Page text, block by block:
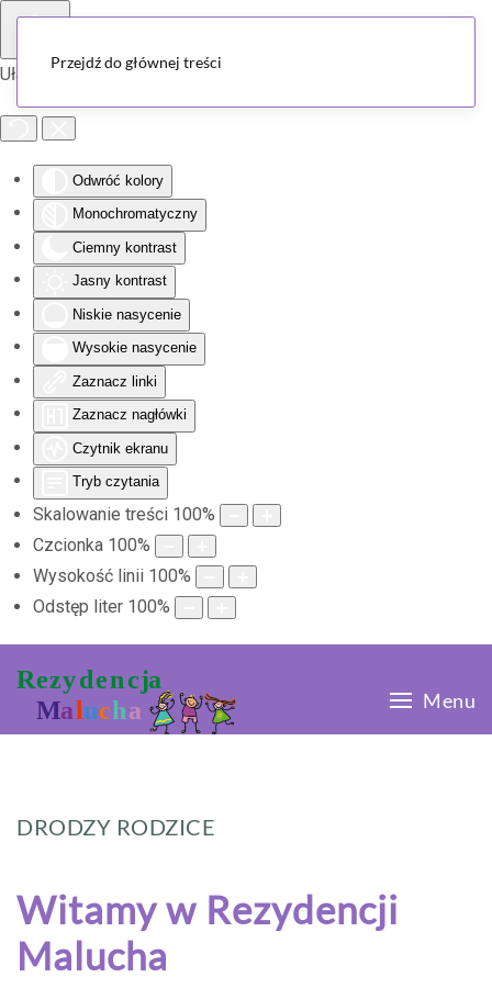
Ułatwienia dostępu
Odwróć kolory
Monochromatyczny
Ciemny kontrast
Jasny kontrast
Niskie nasycenie
Wysokie nasycenie
Zaznacz linki
Zaznacz nagłówki
Czytnik ekranu
Tryb czytania
Skalowanie treści 100%
Czcionka 100%
Wysokość linii 100%
Odstęp liter 100%
Przejdź do głównej treści
Menu
DRODZY RODZICE
Witamy w Rezydencji
Malucha